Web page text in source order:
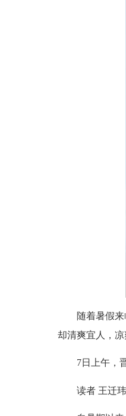
随着暑假来临
却清爽宜人，
7日上午，晋
读者 王迁玮